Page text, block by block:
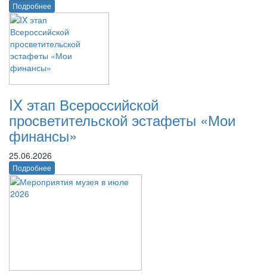
Подробнее
IX этап Всероссийской
просветительской эстафеты «Мои
финансы»
25.06.2026
Подробнее